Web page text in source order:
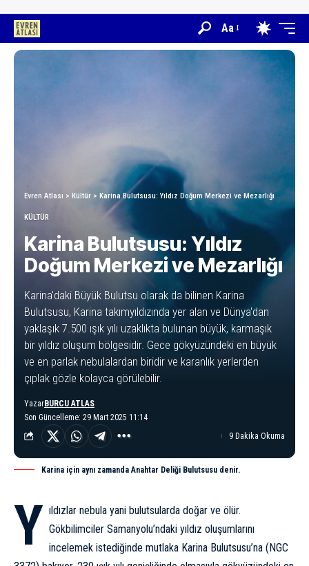
Aa
Evren Atlası > Kültür > Karina Bulutsusu: Yıldız Doğum Merkezi ve Mezarlığı
KÜLTÜR
Karina Bulutsusu: Yıldız
Doğum Merkezi ve Mezarlığı
Karina'daki Büyük Bulutsu olarak da bilinen Karina
Bulutsusu, Karina takımyıldızında yer alan ve Dünya'dan
yaklaşık 7.500 ışık yılı uzaklıkta bulunan büyük, karmaşık
bir yıldız oluşum bölgesidir. Gece gökyüzündeki en büyük
ve en parlak nebulalardan biridir ve karanlık yerlerden
çıplak gözle kolayca görülebilir.
Son Güncelleme: 29 Mart 2025 11:14
YazarBURCU ATLAS
9 Dakika Okuma
Karina için aynı zamanda Anahtar Deliği Bulutsusu denir.
Y ıldızlar nebula yani bulutsularda doğar ve ölür.
Gökbilimciler Samanyolu’ndaki yıldız oluşumlarını
incelemek istediğinde mutlaka Karina Bulutsusu’na (NGC